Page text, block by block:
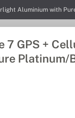
Aluminium with
7 GPS +
Platinum/